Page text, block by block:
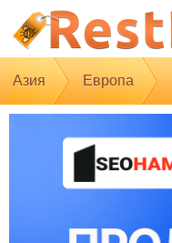
Азия Европа